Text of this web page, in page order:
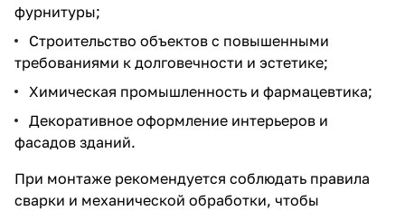
фурнитуры;
Строительство объектов с повышенными
требованиями к долговечности и эстетике;
Химическая промышленность и фармацевтика;
Декоративное оформление интерьеров и
фасадов зданий.
При монтаже рекомендуется соблюдать правила
сварки и механической обработки, чтобы